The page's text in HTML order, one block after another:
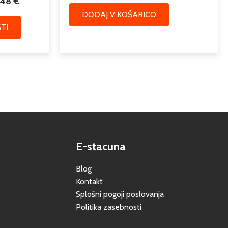
DODAJ V KOŠARICO
E-stacuna
Blog
Kontakt
Splošni pogoji poslovanja
Politika zasebnosti